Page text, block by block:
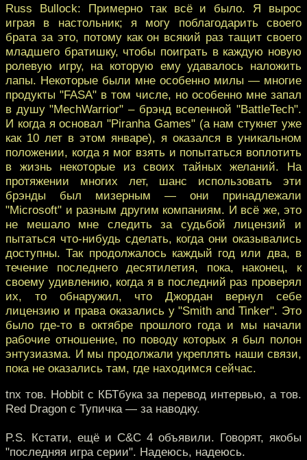
Russ Bullock: Примерно так всё и было. Я вырос
играя в настольник; я могу поблагодарить своего
брата за это, потому как он всякий раз тащит своего
младшего братишку, чтобы поиграть в каждую новую
ролевую игру, на которую ему удавалось наложить
лапы. Некоторые были мне особенно милы — многие
продукты "FASA" в том числе, но особенно мне запал
в душу "MechWarrior" – брэнд вселенной "BattleTech".
И когда я основал "Piranha Games" (а нам стукнет уже
как 10 лет в этом январе), я оказался в уникальном
положении, когда я мог взять и попытаться воплотить
в жизнь некоторые из своих тайных желаний. На
протяжении многих лет, шанс использовать эти
брэнды был мизерным — они принадлежали
"Microsoft" и разным другим компаниям. И всё же, это
не мешало мне следить за судьбой лицензий и
пытаться что-нибудь сделать, когда они оказывались
доступны. Так продолжалось каждый год или два, в
течение последнего десятилетия, пока, наконец, к
своему удивлению, когда я в последний раз проверял
их, то обнаружил, что Джордан вернул себе
лицензию и права оказались у "Smith and Tinker". Это
было где-то в октябре прошлого года и мы начали
рабочие отношение, по поводу которых я был полон
энтузиазма. И мы продолжали укреплять наши связи,
пока не оказались там, где находимся сейчас.
tnx тов. Hobbit с КБТбука за перевод интервью, а тов.
Red Dragon с Тупичка — за наводку.
P.S. Кстати, ещё и C&C 4 объявили. Говорят, якобы
"последняя игра серии". Надеюсь, надеюсь.